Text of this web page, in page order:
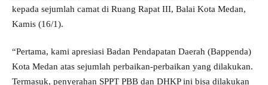
kepada sejumlah camat di Ruang Rapat III, Balai Kota Medan,
Kamis (16/1).
“Pertama, kami apresiasi Badan Pendapatan Daerah (Bappenda)
Kota Medan atas sejumlah perbaikan-perbaikan yang dilakukan.
Termasuk, penyerahan SPPT PBB dan DHKP ini bisa dilakukan